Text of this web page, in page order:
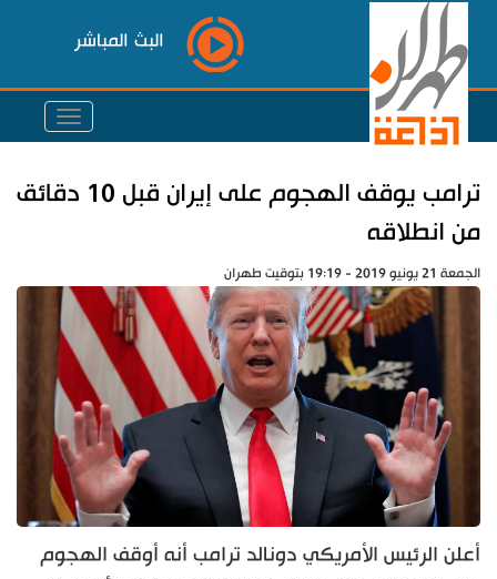
البث المباشر
ترامب يوقف الهجوم على إيران قبل 10 دقائق
من انطلاقه
الجمعة 21 يونيو 2019 - 19:19 بتوقيت طهران
أعلن الرئيس الأمريكي دونالد ترامب أنه أوقف الهجوم